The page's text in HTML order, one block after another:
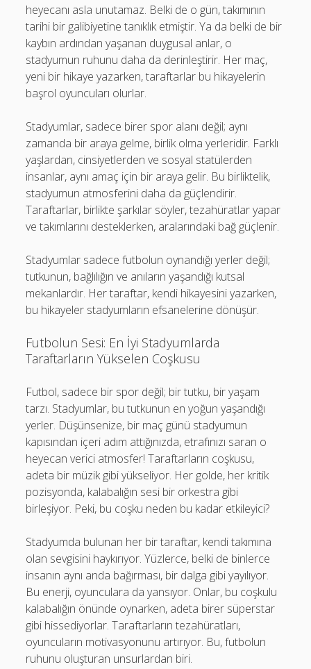
heyecanı asla unutamaz. Belki de o gün, takımının
tarihi bir galibiyetine tanıklık etmiştir. Ya da belki de bir
kaybın ardından yaşanan duygusal anlar, o
stadyumun ruhunu daha da derinleştirir. Her maç,
yeni bir hikaye yazarken, taraftarlar bu hikayelerin
başrol oyuncuları olurlar.
Stadyumlar, sadece birer spor alanı değil; aynı
zamanda bir araya gelme, birlik olma yerleridir. Farklı
yaşlardan, cinsiyetlerden ve sosyal statülerden
insanlar, aynı amaç için bir araya gelir. Bu birliktelik,
stadyumun atmosferini daha da güçlendirir.
Taraftarlar, birlikte şarkılar söyler, tezahüratlar yapar
ve takımlarını desteklerken, aralarındaki bağ güçlenir.
Stadyumlar sadece futbolun oynandığı yerler değil;
tutkunun, bağlılığın ve anıların yaşandığı kutsal
mekanlardır. Her taraftar, kendi hikayesini yazarken,
bu hikayeler stadyumların efsanelerine dönüşür.
Futbolun Sesi: En İyi Stadyumlarda
Taraftarların Yükselen Coşkusu
Futbol, sadece bir spor değil; bir tutku, bir yaşam
tarzı. Stadyumlar, bu tutkunun en yoğun yaşandığı
yerler. Düşünsenize, bir maç günü stadyumun
kapısından içeri adım attığınızda, etrafınızı saran o
heyecan verici atmosfer! Taraftarların coşkusu,
adeta bir müzik gibi yükseliyor. Her golde, her kritik
pozisyonda, kalabalığın sesi bir orkestra gibi
birleşiyor. Peki, bu coşku neden bu kadar etkileyici?
Stadyumda bulunan her bir taraftar, kendi takımına
olan sevgisini haykırıyor. Yüzlerce, belki de binlerce
insanın aynı anda bağırması, bir dalga gibi yayılıyor.
Bu enerji, oyunculara da yansıyor. Onlar, bu coşkulu
kalabalığın önünde oynarken, adeta birer süperstar
gibi hissediyorlar. Taraftarların tezahüratları,
oyuncuların motivasyonunu artırıyor. Bu, futbolun
ruhunu oluşturan unsurlardan biri.